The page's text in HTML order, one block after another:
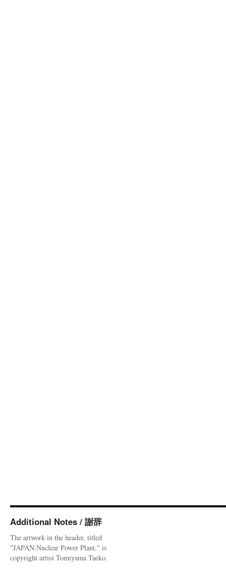
Additional Notes / 謝辞
The artwork in the header, titled
"JAPAN:Nuclear Power Plant," is
copyright artist Tomiyama Taeko.